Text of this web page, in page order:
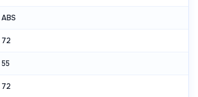
ABS
72
55
72